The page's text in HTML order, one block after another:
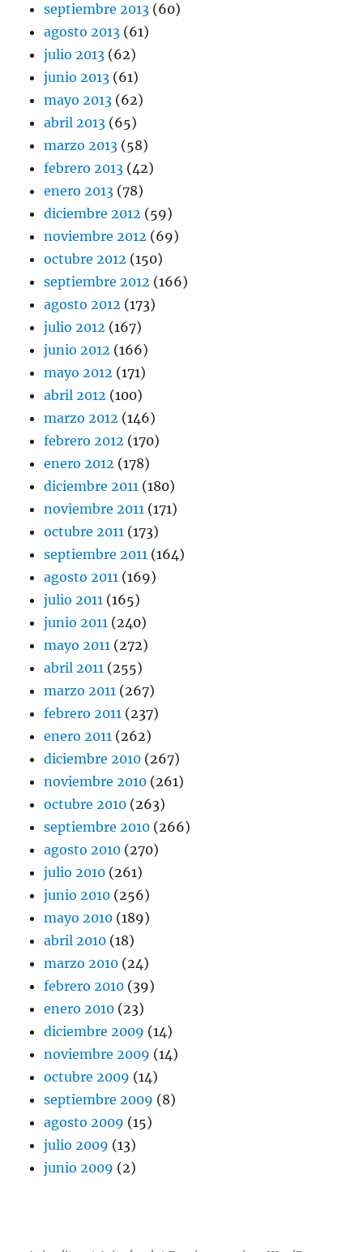
septiembre 2013 (60)
agosto 2013 (61)
julio 2013 (62)
junio 2013 (61)
mayo 2013 (62)
abril 2013 (65)
marzo 2013 (58)
febrero 2013 (42)
enero 2013 (78)
diciembre 2012 (59)
noviembre 2012 (69)
octubre 2012 (150)
septiembre 2012 (166)
agosto 2012 (173)
julio 2012 (167)
junio 2012 (166)
mayo 2012 (171)
abril 2012 (100)
marzo 2012 (146)
febrero 2012 (170)
enero 2012 (178)
diciembre 2011 (180)
noviembre 2011 (171)
octubre 2011 (173)
septiembre 2011 (164)
agosto 2011 (169)
julio 2011 (165)
junio 2011 (240)
mayo 2011 (272)
abril 2011 (255)
marzo 2011 (267)
febrero 2011 (237)
enero 2011 (262)
diciembre 2010 (267)
noviembre 2010 (261)
octubre 2010 (263)
septiembre 2010 (266)
agosto 2010 (270)
julio 2010 (261)
junio 2010 (256)
mayo 2010 (189)
abril 2010 (18)
marzo 2010 (24)
febrero 2010 (39)
enero 2010 (23)
diciembre 2009 (14)
noviembre 2009 (14)
octubre 2009 (14)
septiembre 2009 (8)
agosto 2009 (15)
julio 2009 (13)
junio 2009 (2)